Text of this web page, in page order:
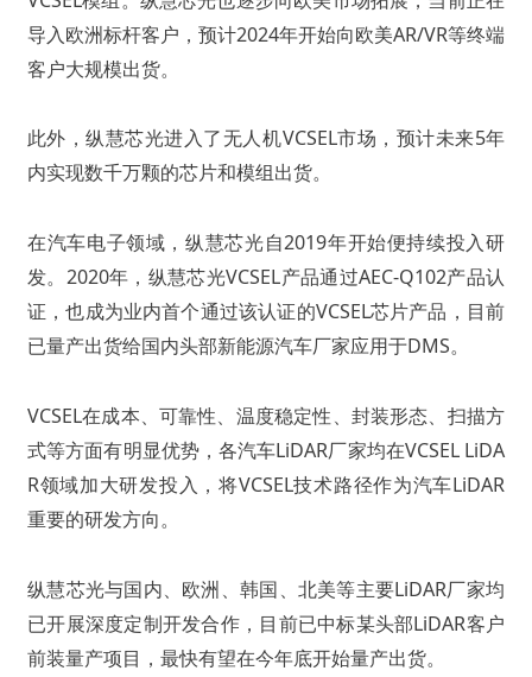
导入欧洲标杆客户，预计2024年开始向欧美AR/VR等终端
客户大规模出货。
此外，纵慧芯光进入了无人机VCSEL市场，预计未来5年
内实现数千万颗的芯片和模组出货。
在汽车电子领域，纵慧芯光自2019年开始便持续投入研
发。2020年，纵慧芯光VCSEL产品通过AEC-Q102产品认
证，也成为业内首个通过该认证的VCSEL芯片产品，目前
已量产出货给国内头部新能源汽车厂家应用于DMS。
VCSEL在成本、可靠性、温度稳定性、封装形态、扫描方
式等方面有明显优势，各汽车LiDAR厂家均在VCSEL LiDA
R领域加大研发投入，将VCSEL技术路径作为汽车LiDAR
重要的研发方向。
纵慧芯光与国内、欧洲、韩国、北美等主要LiDAR厂家均
已开展深度定制开发合作，目前已中标某头部LiDAR客户
前装量产项目，最快有望在今年底开始量产出货。